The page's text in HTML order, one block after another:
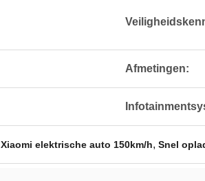
Afmetingen:
Xiaomi elektrische auto 150km/h, Snel